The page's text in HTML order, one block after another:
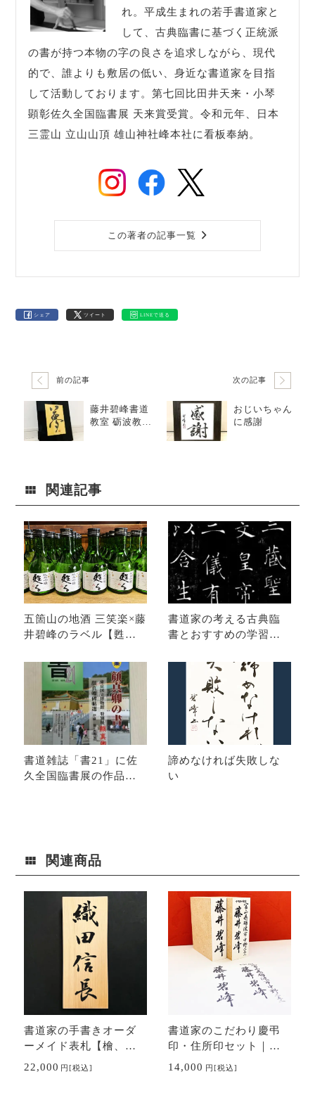
れ。平成生まれの若手書道家と
して、古典臨書に基づく正統派
の書が持つ本物の字の良さを追求しながら、現代
的で、誰よりも敷居の低い、身近な書道家を目指
して活動しております。第七回比田井天来・小琴
顕彰佐久全国臨書展 天来賞受賞。令和元年、日本
三霊山 立山山頂 雄山神社峰本社に看板奉納。
この著者の記事一覧
シェア ツイート LINEで送る
前の記事
藤井碧峰書道
教室 砺波教室
次の記事
おじいちゃん
に感謝
関連記事
五箇山の地酒 三笑楽×藤
井碧峰のラベル【甦
書道家の考える古典臨
書とおすすめの学習方
書道雑誌「書21」に佐
久全国臨書展の作品が
諦めなければ失敗しな
い
関連商品
書道家の手書きオーダ
ーメイド表札【檜、
桧、ヒノキ】
22,000 円[税込]
書道家のこだわり慶弔
印・住所印セット｜の
し用スタンプ・ゴム印
14,000 円[税込]